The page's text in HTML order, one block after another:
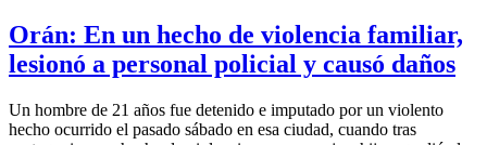
Orán: En un hecho de violencia familiar,
lesionó a personal policial y causó daños
Un hombre de 21 años fue detenido e imputado por un violento
hecho ocurrido el pasado sábado en esa ciudad, cuando tras